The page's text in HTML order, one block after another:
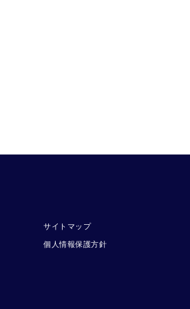
サイトマップ
個人情報保護方針